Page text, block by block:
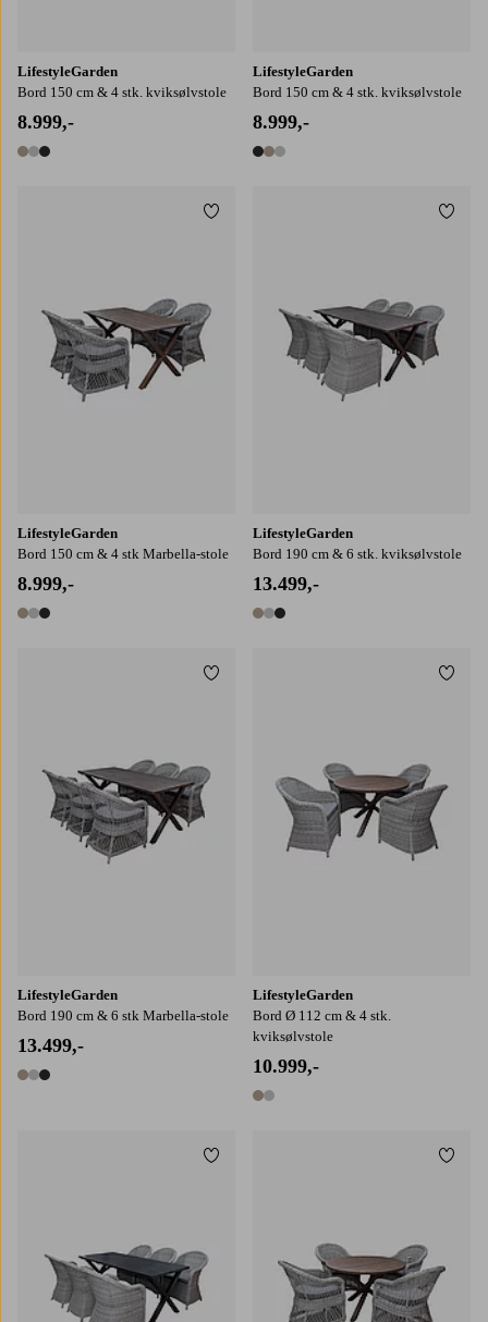
LifestyleGarden
Bord 150 cm & 4 stk. kviksølvstole
8.999,-
3 farver
LifestyleGarden
Bord 150 cm & 4 stk. kviksølvstole
8.999,-
3 farver
LifestyleGarden
Bord 150 cm & 4 stk Marbella-stole
8.999,-
3 farver
Tilføj til favoritter
LifestyleGarden
Bord 190 cm & 6 stk. kviksølvstole
13.499,-
3 farver
LifestyleGarden
Bord 190 cm & 6 stk Marbella-stole
13.499,-
3 farver
Tilføj til favoritter
LifestyleGarden
Bord Ø 112 cm & 4 stk.
kviksølvstole
10.999,-
2 farver
Tilføj til favoritter